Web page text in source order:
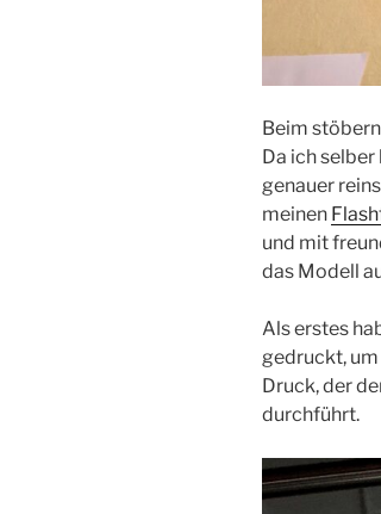
Beim
Da ich
genauer
meinen
und mit
das Modell
Als erstes
gedruckt,
Druck, der
durchführt.